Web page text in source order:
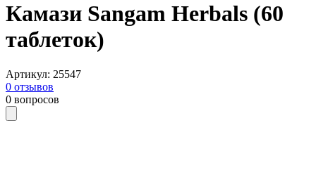
Камази Sangam Herbals (60
таблеток)
Артикул: 25547
0 отзывов
0 вопросов